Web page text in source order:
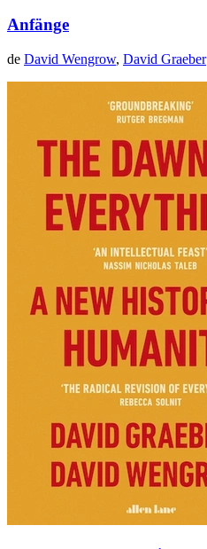
Anfänge
de David Wengrow, David Graeber